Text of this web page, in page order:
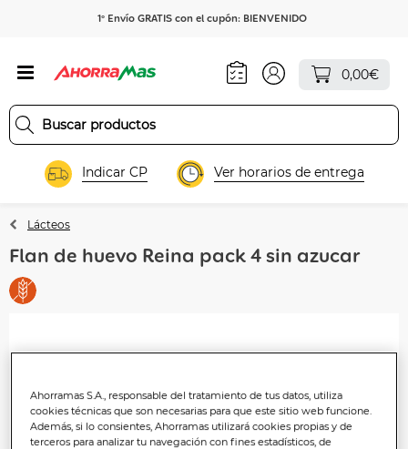
1º Envío GRATIS con el cupón: BIENVENIDO
0,00€
Indicar CP Ver horarios de entrega
Lácteos
Flan de huevo Reina pack 4 sin azucar
Ahorramas S.A., responsable del tratamiento de tus datos, utiliza
cookies técnicas que son necesarias para que este sitio web funcione.
Además, si lo consientes, Ahorramas utilizará cookies propias y de
terceros para analizar tu navegación con fines estadísticos, de